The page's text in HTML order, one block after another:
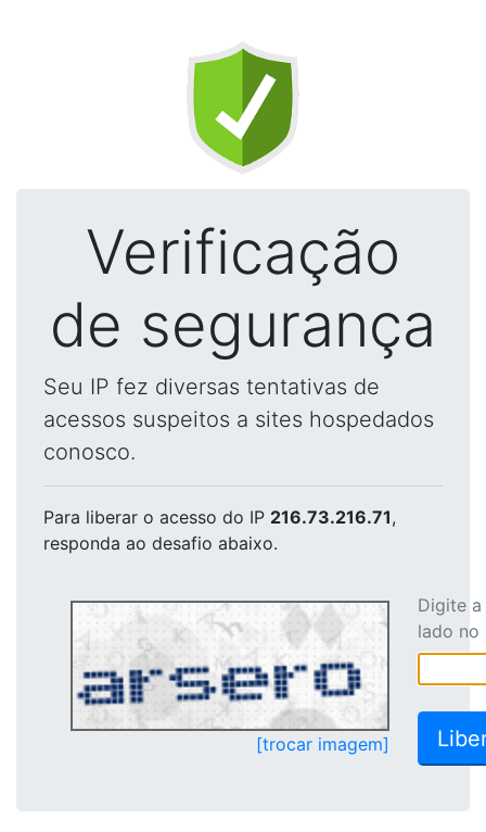
Verificação
de segurança
Seu IP fez diversas tentativas de
acessos suspeitos a sites hospedados
conosco.
Para liberar o acesso do IP 216.73.216.71,
responda ao desafio abaixo.
[trocar imagem]
Digite
lado no